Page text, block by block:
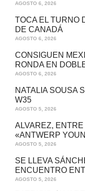
AGOSTO 6, 2026
TOCA EL TURNO
DE CANADÁ
AGOSTO 6, 2026
CONSIGUEN
RONDA EN
AGOSTO 6, 2026
NATALIA SOUSA
W35
AGOSTO 5, 2026
ALVAREZ,
«ANTWERP
AGOSTO 5, 2026
SE LLEVA
ENCUENTRO
AGOSTO 5, 2026